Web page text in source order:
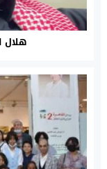
هلال